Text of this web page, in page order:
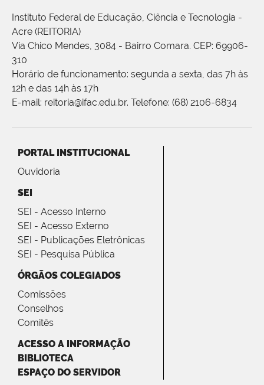
Instituto Federal de Educação, Ciência e Tecnologia -
Acre (REITORIA)
Via Chico Mendes, 3084 - Bairro Comara. CEP: 69906-
310
Horário de funcionamento: segunda a sexta, das 7h às
12h e das 14h às 17h
E-mail: reitoria@ifac.edu.br. Telefone: (68) 2106-6834
PORTAL INSTITUCIONAL
Ouvidoria
SEI
SEI - Acesso Interno
SEI - Acesso Externo
SEI - Publicações Eletrônicas
SEI - Pesquisa Pública
ÓRGÃOS COLEGIADOS
Comissões
Conselhos
Comitês
ACESSO A INFORMAÇÃO
BIBLIOTECA
ESPAÇO DO SERVIDOR